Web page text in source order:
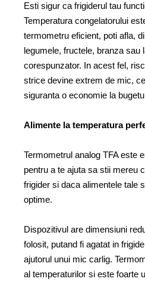
Esti sigur ca frigiderul tau
Temperatura congelatorului
termometru eficient, poti afla,
legumele, fructele, branza sau
corespunzator. In acest fel,
strice devine extrem de mic,
siguranta o economie la
Alimente la temperatura
Termometrul analog TFA este
pentru a te ajuta sa stii mereu
frigider si daca alimentele tale
optime.
Dispozitivul are dimensiuni
folosit, putand fi agatat in
ajutorul unui mic carlig.
al temperaturilor si este foarte